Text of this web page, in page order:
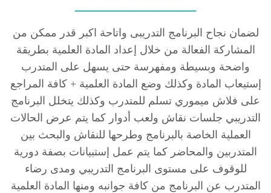
ــــــــــــــــــــــــــــــــــــــــ
لضمان نجاح البرنامج التدريبى واتاحة اكبر قدر ممكن من
المشاركة الفعالة من خلال إعداد المادة العلمية بطريقة
واضحة وبسيطة ومفهرسة حتى يسهل على المتدرب
إستيعاب المادة وكذلك وضع المادة العلمية + كافة المراجع
على فلاش ميموري تسلم للمتدرب وكذلك يتخلل البرنامج
التدريبي جلسات نقاش ولعب أدوار كما يتم عرض الحالات
العملية الخاصة بالبرنامج وطرحها للنقاش والبحث بين
المتدربين والمحاضر كما يتم عمل إستبيانات بصفة دورية
للوقوف على مستوى البرنامج التدريبي ومدى رضاء
المتدرب عن البرنامج من كافة جوانبه ومنها المادة العلمية